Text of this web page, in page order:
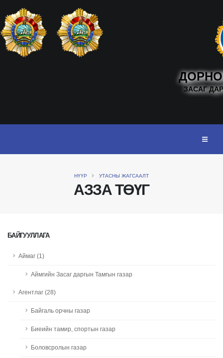
ЗАСАГ
АЗЗА ТӨҮГ
НҮҮР УТАСНЫ ЖАГСААЛТ
БАЙГУУЛЛАГА
Аймаг (1)
Аймгийн Засаг даргын Тамгын газар
Агентлаг (28)
Байгаль орчны газар
Биеийн тамир, спортын газар
Боловсролын газар